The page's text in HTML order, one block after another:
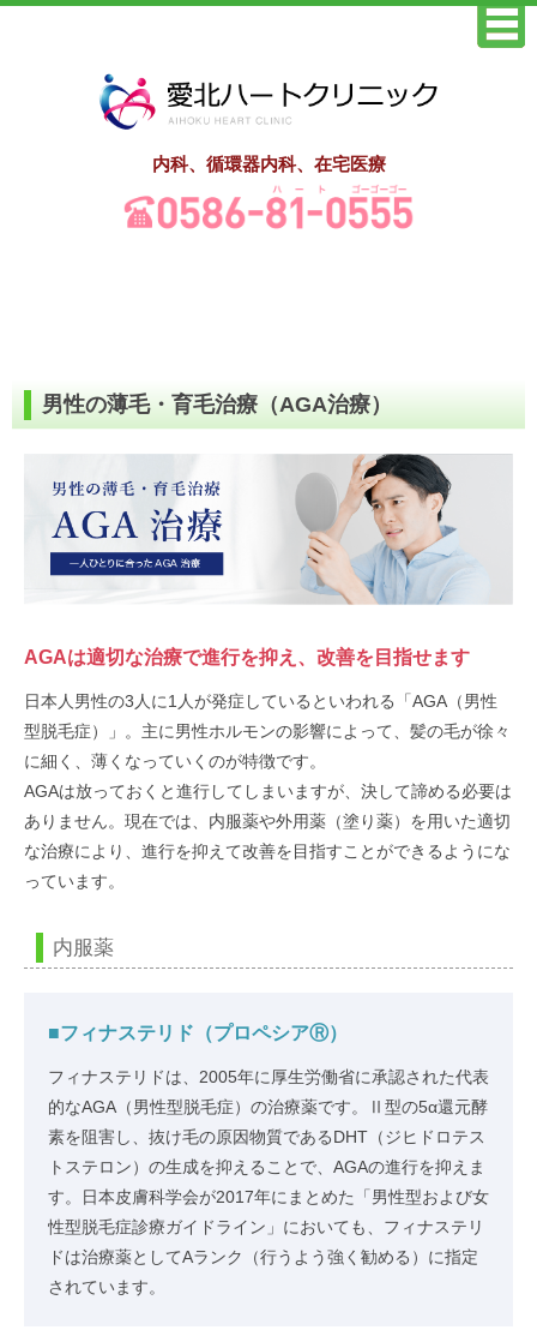
内科、循環器内科、在宅医療
男性の薄毛・育毛治療（AGA治療）
AGAは適切な治療で進行を抑え、改善を目指せます
日本人男性の3人に1人が発症しているといわれる「AGA（男性
型脱毛症）」。主に男性ホルモンの影響によって、髪の毛が徐々
に細く、薄くなっていくのが特徴です。
AGAは放っておくと進行してしまいますが、決して諦める必要は
ありません。現在では、内服薬や外用薬（塗り薬）を用いた適切
な治療により、進行を抑えて改善を目指すことができるようにな
っています。
内服薬
■フィナステリド（プロペシアⓇ）
フィナステリドは、2005年に厚生労働省に承認された代表
的なAGA（男性型脱毛症）の治療薬です。Ⅱ型の5α還元酵
素を阻害し、抜け毛の原因物質であるDHT（ジヒドロテス
トステロン）の生成を抑えることで、AGAの進行を抑えま
す。日本皮膚科学会が2017年にまとめた「男性型および女
性型脱毛症診療ガイドライン」においても、フィナステリ
ドは治療薬としてAランク（行うよう強く勧める）に指定
されています。